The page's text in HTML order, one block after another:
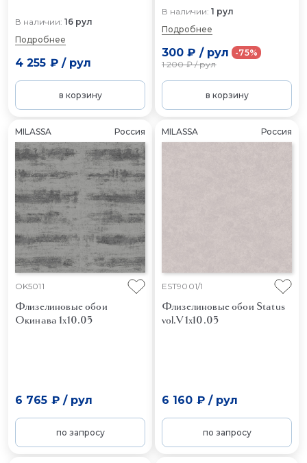
В наличии: 16 рул
Подробнее
4 255 ₽/ рул
в корзину
В наличии: 1 рул
Подробнее
300 ₽ / рул
1 200 ₽/рул
-75%
в корзину
MILASSA Россия
OK5011
Флизелиновые обои
Окинава 1x10.05
6 765 ₽/ рул
по запросу
MILASSA Россия
EST9001/1
Флизелиновые обои Status
vol.V 1x10.05
6 160 ₽/ рул
по запросу